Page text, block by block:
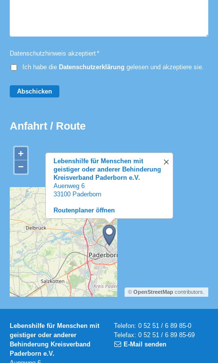
Datenschutzhinweis akzeptiert*
Ich habe die Datenschutzerklärung gelesen und akzeptiere sie.
Abschicken
Anfahrt / Route
Lebenshilfe für Menschen mit
geistiger oder anderer Behinderung
Kreisverband Paderborn e.V.
Auenweg 6
33100 Paderborn
Routenplaner öffnen
+
−
©OpenStreetMap contributors.
Lebenshilfe für Menschen mit
geistiger oder anderer
Behinderung Kreisverband
Paderborn e.V.
Telefon: 0 52 51 / 6 89 85-0
Telefax: 0 52 51 / 6 89 85-69
E-Mail senden